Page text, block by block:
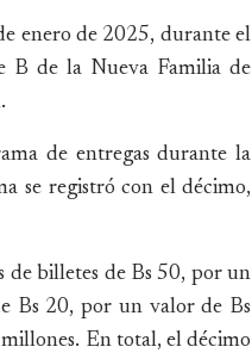
enero de 2025, durante el
B de la Nueva Familia de
de entregas durante la
se registró con el décimo,
de billetes de Bs 50, por un
Bs 20, por un valor de Bs
En total, el décimo